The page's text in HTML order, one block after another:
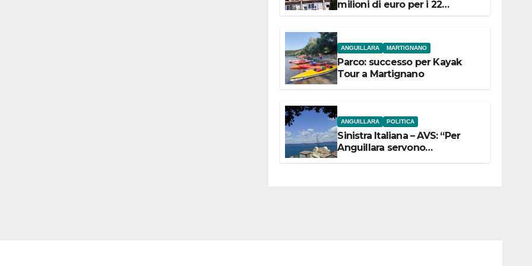
milioni di euro per i 22
ANGUILLARA MARTIGNANO
Parco: successo per Kayak
Tour a Martignano
ANGUILLARA POLITICA
Sinistra Italiana – AVS: “Per
Anguillara servono